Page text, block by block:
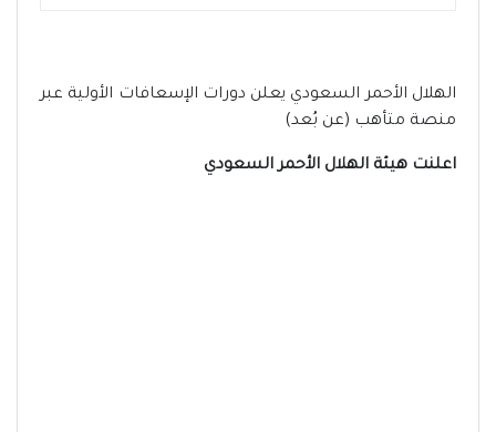
الهلال الأحمر السعودي يعلن دورات الإسعافات الأولية عبر
منصة متأهب (عن بُعد)
اعلنت هيئة الهلال الأحمر السعودي